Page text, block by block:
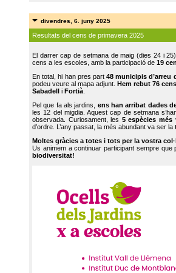
divendres, 6. juny 2025
Resultats del cens de primavera 2025
El darrer cap de setmana de maig (dies 24 i
cens a les escoles, amb la participació de 19
En total, hi han pres part48 municipis d’arreu
podeu veure al mapa adjunt. Hem rebut 76
Sabadell
i Fortià.
Pel que fa als jardins, ens han arribat dades
les 12 del migdia. Aquest cap de setmana
observada. Curiosament, les 5 espècies més
d’ordre. L’any passat, la més abundant va ser la
Moltes gràcies a totes i tots per la vostra
Us animem a continuar participant sempre que
biodiversitat!